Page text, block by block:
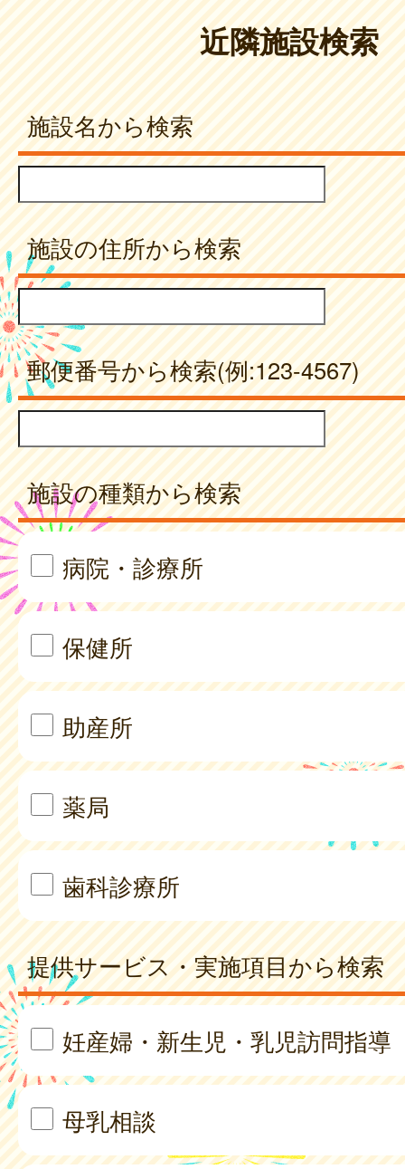
近隣施設検索
施設名から検索
施設の住所から検索
郵便番号から検索(例:123-4567)
施設の種類から検索
病院・診療所
保健所
助産所
薬局
歯科診療所
提供サービス・実施項目から検索
妊産婦・新生児・乳児訪問指導
母乳相談